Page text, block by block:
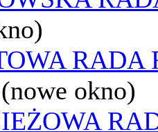
RADA
(nowe okno)